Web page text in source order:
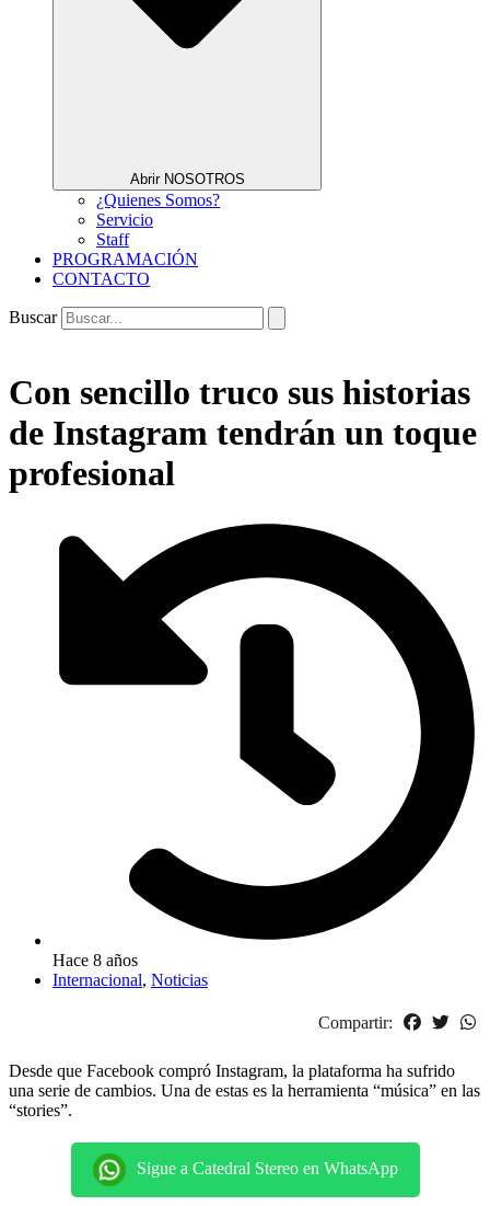
Abrir NOSOTROS
¿Quienes Somos?
Servicio
Staff
PROGRAMACIÓN
CONTACTO
Buscar
Con sencillo truco sus historias
de Instagram tendrán un toque
profesional
Hace 8 años
Internacional, Noticias
Compartir:
Desde que Facebook compró Instagram, la plataforma ha sufrido
una serie de cambios. Una de estas es la herramienta “música” en las
“stories”.
Sigue a Catedral Stereo en WhatsApp